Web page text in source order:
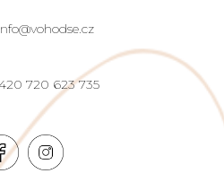
720 623 735